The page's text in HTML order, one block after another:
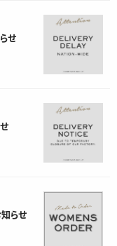
せ
らせ